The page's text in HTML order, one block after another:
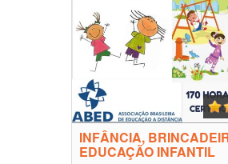
INFÂNCIA,
EDUCAÇÃO INFANTIL